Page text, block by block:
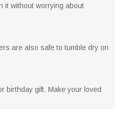
it without worrying about
are also safe to tumble dry on
birthday gift. Make your loved